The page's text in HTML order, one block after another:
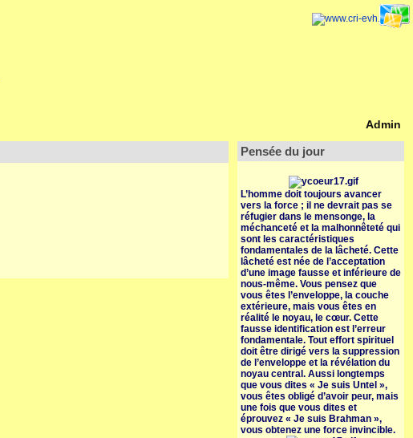
Admin
Pensée du jour
L’homme doit toujours avancer
vers la force ; il ne devrait pas se
réfugier dans le mensonge, la
méchanceté et la malhonnêteté qui
sont les caractéristiques
fondamentales de la lâcheté. Cette
lâcheté est née de l’acceptation
d’une image fausse et inférieure de
nous-même. Vous pensez que
vous êtes l’enveloppe, la couche
extérieure, mais vous êtes en
réalité le noyau, le cœur. Cette
fausse identification est l’erreur
fondamentale. Tout effort spirituel
doit être dirigé vers la suppression
de l’enveloppe et la révélation du
noyau central. Aussi longtemps
que vous dites « Je suis Untel »,
vous êtes obligé d’avoir peur, mais
une fois que vous dites et
éprouvez « Je suis Brahman »,
vous obtenez une force invincible.